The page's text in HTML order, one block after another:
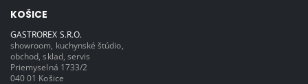
KOŠICE
GASTROREX S.R.O.
showroom, kuchynské štúdio,
obchod, sklad, servis
Priemyselná 1733/2
040 01 Košice